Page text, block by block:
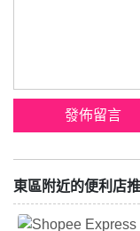
東區附近的便利店